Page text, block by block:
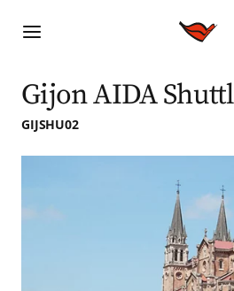
Gijon AIDA
GIJSHU02